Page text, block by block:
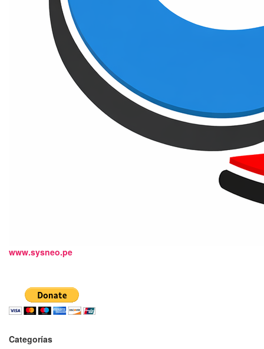
www.sysneo.pe
Categorías